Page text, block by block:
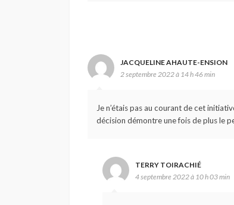
JACQUELINE AHAUTE-ENSION
2 septembre 2022 à 14 h 46 min
Je n’étais pas au courant de cet
décision démontre une fois de plus le
TERRY TOIRACHIÉ
4 septembre 2022 à 10 h 03 min